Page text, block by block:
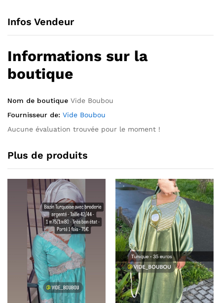
Infos Vendeur
Informations sur la
boutique
Nom de boutique Vide Boubou
Fournisseur de: Vide Boubou
Aucune évaluation trouvée pour le moment !
Plus de produits